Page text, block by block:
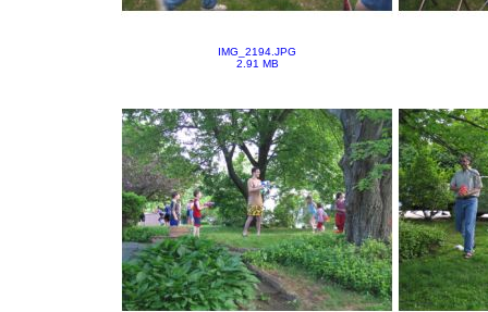
IMG_2194.JPG
2.91 MB